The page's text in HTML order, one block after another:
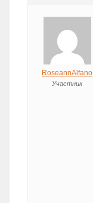
RoseannAlfano
Участник